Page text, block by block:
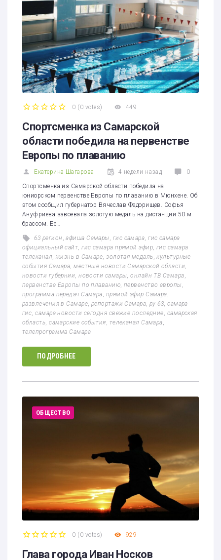
0 (0 votes) 449
Спортсменка из Самарской
области победила на первенстве
Европы по плаванию
Екатерина Шагарова 4 недели назад 0
Спортсменка из Самарской области победила на
юниорском первенстве Европы по плаванию в Мюнхене. Об
этом сообщил губернатор Вячеслав Федорищев. Софья
Ануфриева завоевала золотую медаль на дистанции 50 м
брассом. Ее…
63 регион ,афиша Самары гис самара ,гис самара
официальный сайт ,гис самара прямой эфир гис самара
телеканал
жизнь в Самаре ,золотая медаль ,культурные
события Самара ,местные новости Самарской области
новости губернии ,новости самары ,онлайн ТВ Самара
первенстве Европы по плаванию первенство европы
программа передач Самара прямой эфир Самара
развлечения в Самаре репортажи Самара ,ру 63 ,самара
гис ,самара новости сегодня свежие последние самарская
область ,самарские события телеканал Самара
телепрограмма Самара
ПОДРОБНЕЕ
ОБЩЕСТВО
0 (0 votes) 929
Глава города Иван Носков